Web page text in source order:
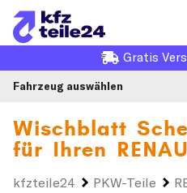
Gratis
Fahrzeug auswählen
Wischblatt
für Ihren
kfzteile24 PKW-Teile